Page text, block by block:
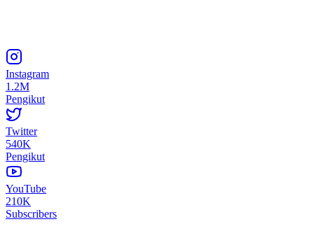
Instagram
1.2M
Pengikut
Twitter
540K
Pengikut
YouTube
210K
Subscribers